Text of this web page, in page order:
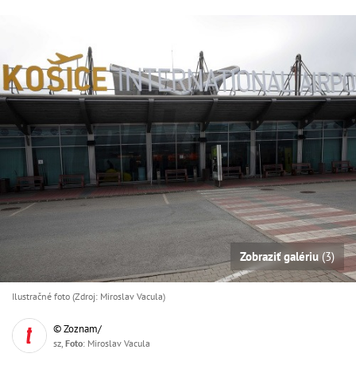
Zobraziť galériu (3)
Ilustračné foto (Zdroj: Miroslav Vacula)
© Zoznam/
sz, Foto: Miroslav Vacula